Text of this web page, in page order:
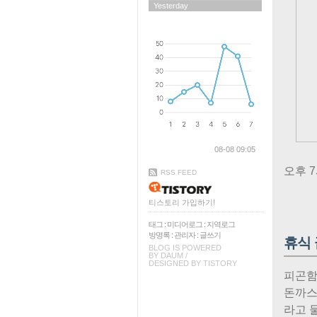
Yesterday
08-08 09:05
RSS FEED
티스토리 가입하기!
태그 : 미디어로그 : 지역로그
방명록 : 관리자: 글쓰기
BLOG IS POWERED
BY DAUM /
DESIGNED BY TISTORY
오후
휴식
피곤
돈까
라고